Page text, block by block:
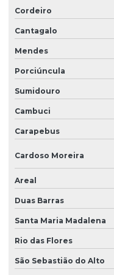
Licença de operação
Licença de operação da
Licença de operação
Licença prévia
Licença prévia ambiental
Licença prévia de
Licença prévia
Licença prévia e de
Licença prévia e de
Licença prévia e licença
Licença prévia licença de
Licenciamento ambiental
Licenciamento ambiental
Cordeiro
Cantagalo
Mendes
Porciúncula
Sumidouro
Cambuci
Carapebus
Cardoso Moreira
Areal
Duas Barras
Santa Maria Madalena
Rio das Flores
São Sebastião do Alto